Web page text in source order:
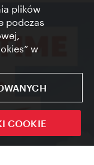
plików
podczas
w
COOKIE